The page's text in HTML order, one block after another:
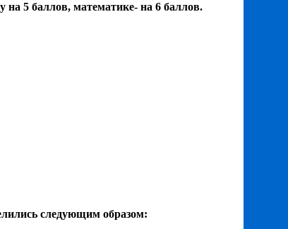
5 баллов, математике- на 6 баллов.
следующим образом: